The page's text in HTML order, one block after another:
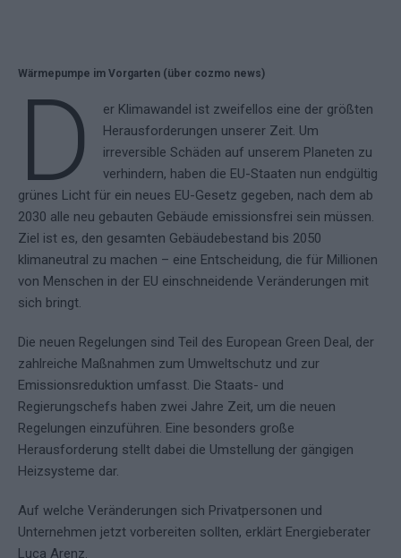
Wärmepumpe im Vorgarten (über cozmo news)
D
er Klimawandel ist zweifellos eine der größten
Herausforderungen unserer Zeit. Um
irreversible Schäden auf unserem Planeten zu
verhindern, haben die EU-Staaten nun endgültig
grünes Licht für ein neues EU-Gesetz gegeben, nach dem ab
2030 alle neu gebauten Gebäude emissionsfrei sein müssen.
Ziel ist es, den gesamten Gebäudebestand bis 2050
klimaneutral zu machen – eine Entscheidung, die für Millionen
von Menschen in der EU einschneidende Veränderungen mit
sich bringt.
Die neuen Regelungen sind Teil des European Green Deal, der
zahlreiche Maßnahmen zum Umweltschutz und zur
Emissionsreduktion umfasst. Die Staats- und
Regierungschefs haben zwei Jahre Zeit, um die neuen
Regelungen einzuführen. Eine besonders große
Herausforderung stellt dabei die Umstellung der gängigen
Heizsysteme dar.
Auf welche Veränderungen sich Privatpersonen und
Unternehmen jetzt vorbereiten sollten, erklärt Energieberater
Luca Arenz.